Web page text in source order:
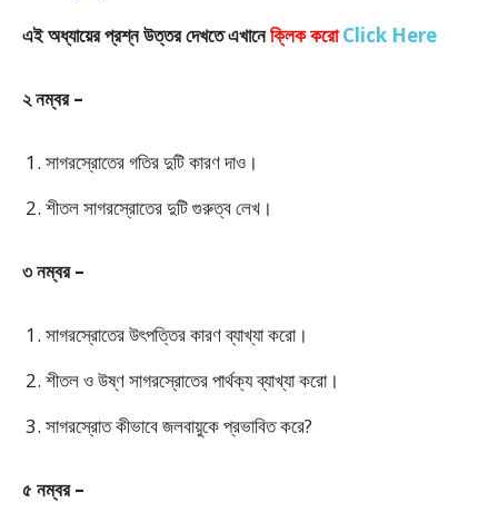
এই অধ্যায়ের প্রশ্ন উত্তর দেখতে এখানেক্লিক করোClick Here
২ নম্বর –
সাগরস্রোতের গতির দুটি কারণ দাও।
শীতল সাগরস্রোতের দুটি গুরুত্ব লেখ।
৩ নম্বর –
সাগরস্রোতের উৎপত্তির কারণ ব্যাখ্যা করো।
শীতল ও উষ্ণ সাগরস্রোতের পার্থক্য ব্যাখ্যা করো।
সাগরস্রোত কীভাবে জলবায়ুকে প্রভাবিত করে?
৫ নম্বর –